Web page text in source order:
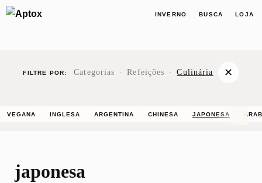
INVERNO BUSCA LOJA
FILTRE POR: Categorias · Refeições · Culinária ✕
VEGANA INGLESA ARGENTINA CHINESA JAPONESA
japonesa